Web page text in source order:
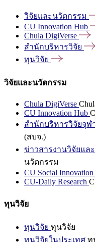
วิจัยและนวัตกรรม
CU Innovation Hub
Chula DigiVerse
สำนักบริหารวิจัย
ทุนวิจัย
วิจัยและนวัตกรรม
Chula DigiVerse
CU Innovation Hub
สำนักบริหารวิจัยจุฬ
(สบจ.)
ข่าวสารงานวิจัยแล
นวัตกรรม
CU Social
CU-Daily Research
ทุนวิจัย
ทุนวิจัย ทุนวิจัย
ทุนวิจัยในประเทศ ทุ